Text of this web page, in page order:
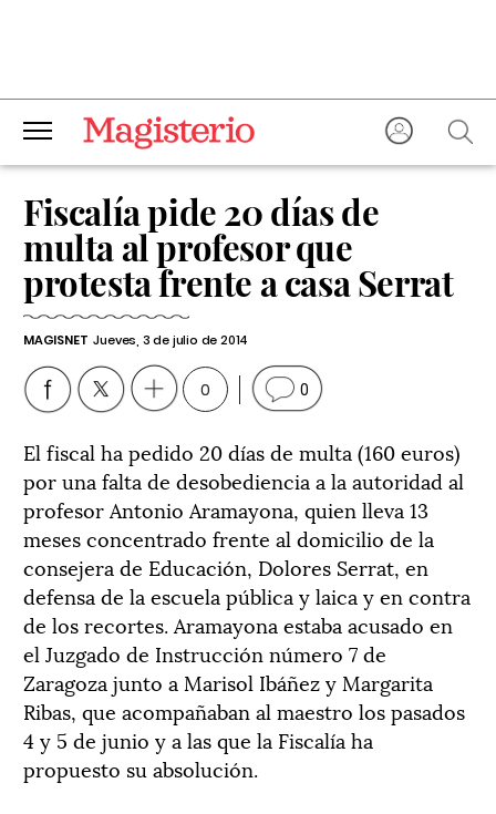
Fiscalía pide 20 días de
multa al profesor que
protesta frente a casa Serrat
MAGISNET Jueves, 3 de julio de 2014
0 0
El fiscal ha pedido 20 días de multa (160 euros)
por una falta de desobediencia a la autoridad al
profesor Antonio Aramayona, quien lleva 13
meses concentrado frente al domicilio de la
consejera de Educación, Dolores Serrat, en
defensa de la escuela pública y laica y en contra
de los recortes. Aramayona estaba acusado en
el Juzgado de Instrucción número 7 de
Zaragoza junto a Marisol Ibáñez y Margarita
Ribas, que acompañaban al maestro los pasados
4 y 5 de junio y a las que la Fiscalía ha
propuesto su absolución.